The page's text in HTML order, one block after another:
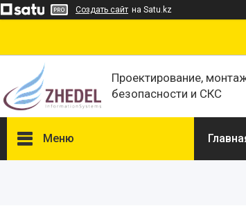
Создать сайт на Satu.kz
Проектирование,
безопасности и СКС
Меню